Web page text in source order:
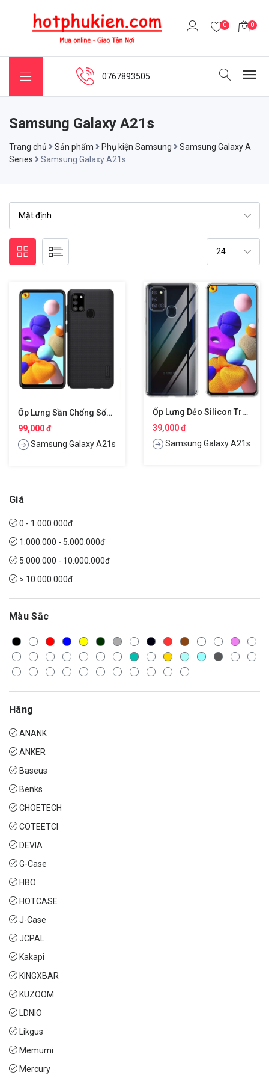
0 0
0767893505
Samsung Galaxy A21s
Trang chủ Sản phẩm Phụ kiện Samsung
Samsung Galaxy A
Series
Samsung Galaxy A21s
Ốp Lưng Sần Chống Sốc Cho Samsung Galaxy A21s Hiệu Nillkin Super Frosted Shield
99,000 đ
Samsung Galaxy A21s
Ốp Lưng Dẻo Silicon Trong Suốt Cho Samsung Galaxy A21s Hiệu Ultra Thin
39,000 đ
Samsung Galaxy A21s
Giá
0 - 1.000.000đ
1.000.000 - 5.000.000đ
5.000.000 - 10.000.000đ
> 10.000.000đ
Màu Sắc
Hãng
ANANK
ANKER
Baseus
Benks
CHOETECH
COTEETCI
DEVIA
G-Case
HBO
HOTCASE
J-Case
JCPAL
Kakapi
KINGXBAR
KUZOOM
LDNIO
Likgus
Memumi
Mercury